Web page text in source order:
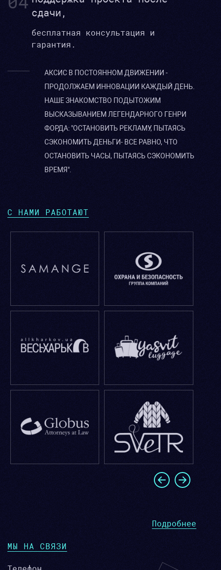
сдачи,
бесплатная консультация и
гарантия.
АКСИС В ПОСТОЯННОМ ДВИЖЕНИИ -
ПРОДОЛЖАЕМ ИННОВАЦИИ КАЖДЫЙ ДЕНЬ.
НАШЕ ЗНАКОМСТВО ПОДЫТОЖИМ
ВЫСКАЗЫВАНИЕМ ЛЕГЕНДАРНОГО ГЕНРИ
ФОРДА: "ОСТАНОВИТЬ РЕКЛАМУ, ПЫТАЯСЬ
СЭКОНОМИТЬ ДЕНЬГИ- ВСЕ РАВНО, ЧТО
ОСТАНОВИТЬ ЧАСЫ, ПЫТАЯСЬ СЭКОНОМИТЬ
ВРЕМЯ".
С НАМИ РАБОТАЮТ
Подробнее
МЫ НА СВЯЗИ